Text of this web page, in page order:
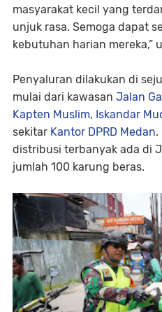
masyarakat kecil yang
unjuk rasa. Semoga dapat
kebutuhan harian mereka,”
Penyaluran dilakukan di
mulai dari kawasan Jalan
Kapten Muslim, Iskandar
sekitar Kantor DPRD Medan.
distribusi terbanyak ada di
jumlah 100 karung beras.